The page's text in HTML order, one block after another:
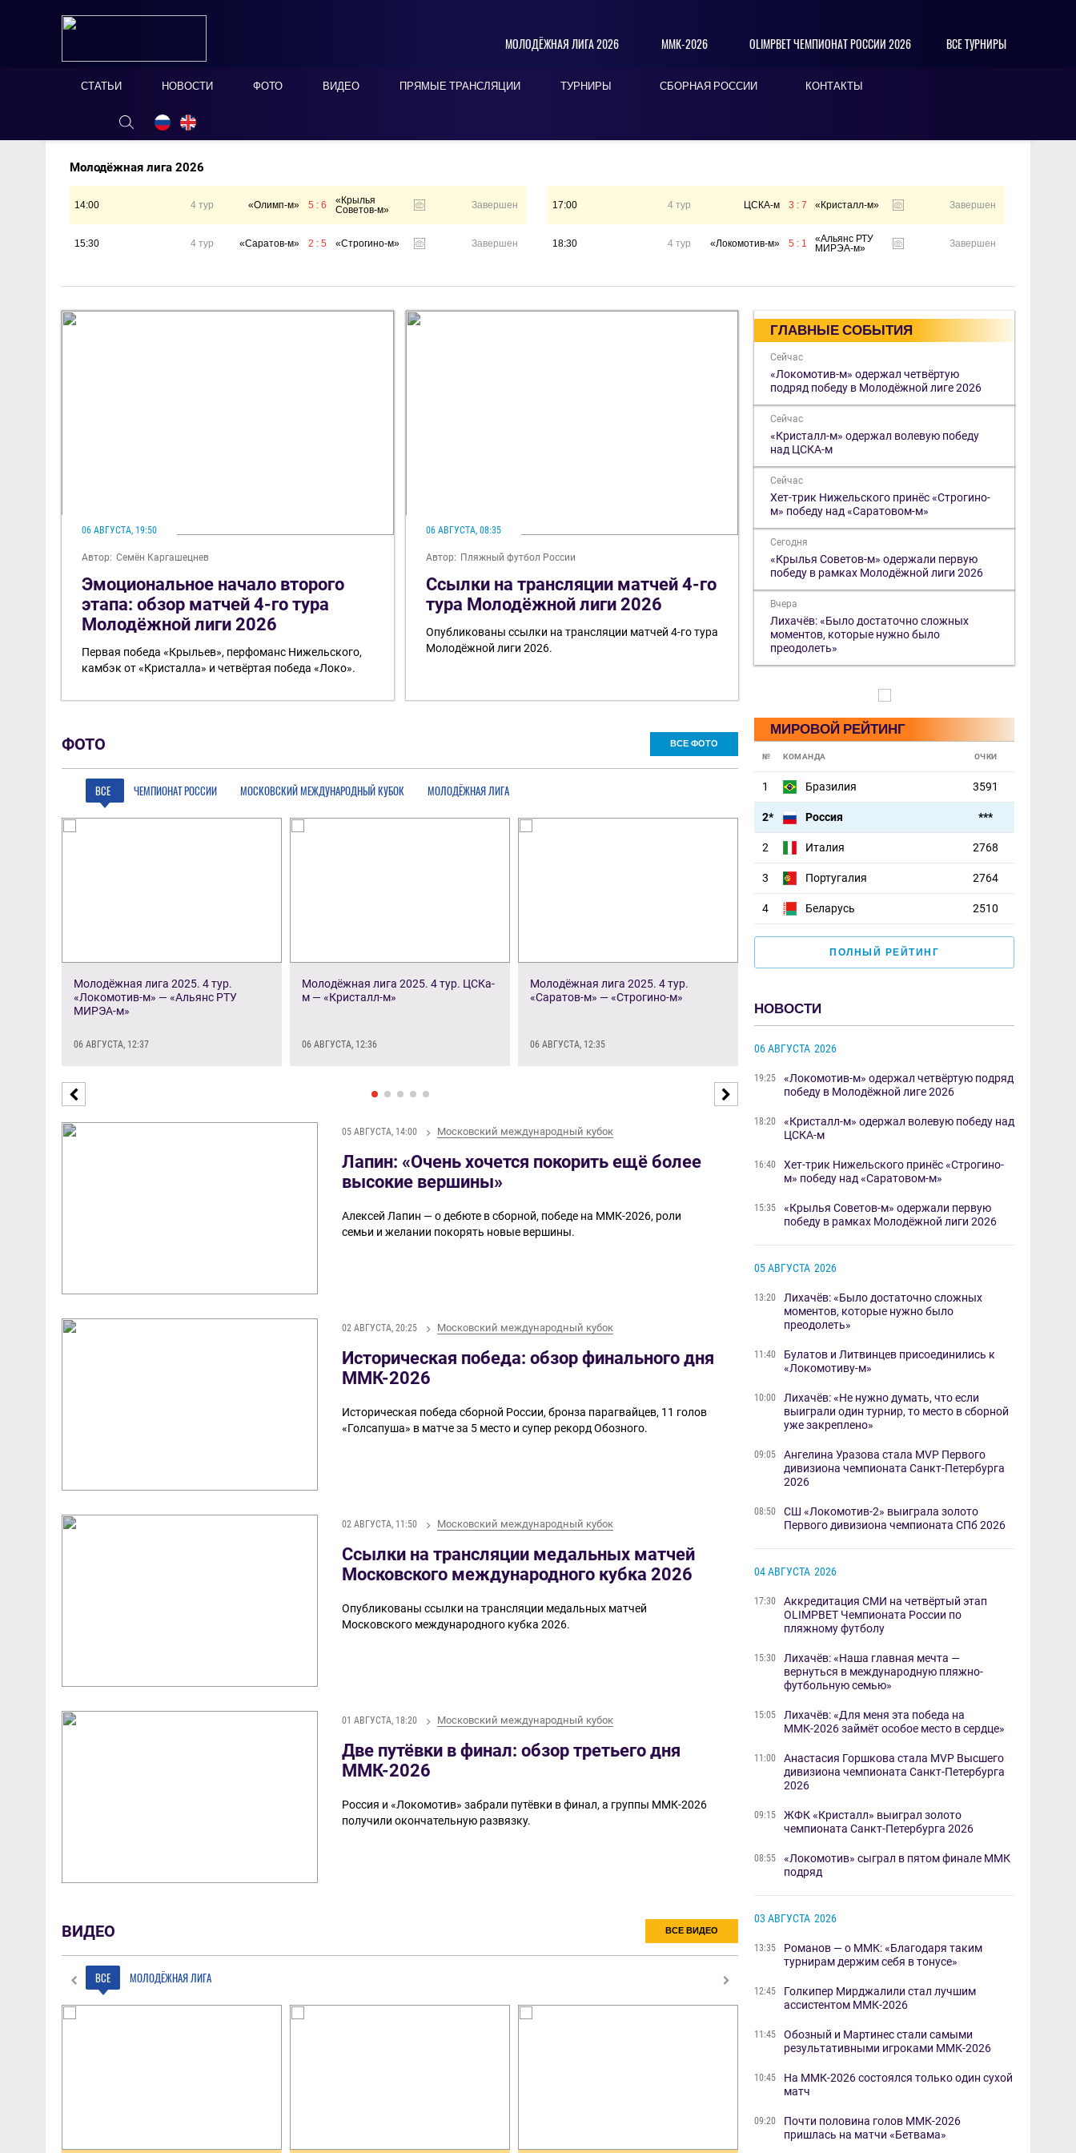
МОЛОДЁЖНАЯ ЛИГА 2026 ММК-2026 OLIMPBET ЧЕМПИОНАТ РОССИИ 2026 ВСЕ ТУРНИРЫ
СТАТЬИ НОВОСТИ ФОТО ВИДЕО ПРЯМЫЕ ТРАНСЛЯЦИИ ТУРНИРЫ СБОРНАЯ РОССИИ КОНТАКТЫ
ОНЛАЙН ТАБЛО СКРЫТЬ
Молодёжная лига 2026
14:00 4 тур «Олимп-м» 5 : 6
«Крылья
Советов-м»
Завершен
15:30 4 тур «Саратов-м» 2 : 5 «Строгино-м» Завершен
17:00 4 тур ЦСКА-м 3 : 7 «Кристалл-м» Завершен
18:30 4 тур «Локомотив-м» 5 : 1
«Альянс РТУ
МИРЭА-м»
Завершен
06 АВГУСТА, 19:50
Автор: Семён Каргашецнев
Эмоциональное начало второго
этапа: обзор матчей 4-го тура
Молодёжной лиги 2026
Первая победа «Крыльев», перфоманс Нижельского,
камбэк от «Кристалла» и четвёртая победа «Локо».
06 АВГУСТА, 08:35
Автор: Пляжный футбол России
Ссылки на трансляции матчей 4-го
тура Молодёжной лиги 2026
Опубликованы ссылки на трансляции матчей 4-го тура
Молодёжной лиги 2026.
ФОТО ВСЕ ФОТО
ВСЕ ЧЕМПИОНАТ РОССИИ МОСКОВСКИЙ МЕЖДУНАРОДНЫЙ КУБОК МОЛОДЁЖНАЯ ЛИГА
Молодёжная лига 2025. 4 тур.
«Локомотив-м» — «Альянс РТУ
МИРЭА-м»
06 АВГУСТА, 12:37
Молодёжная лига 2025. 4 тур. ЦСКа-
м — «Кристалл-м»
06 АВГУСТА, 12:36
Молодёжная лига 2025. 4 тур.
«Саратов-м» — «Строгино-м»
06 АВГУСТА, 12:35 06 АВГУСТА, 11:01
05 АВГУСТА, 14:00 Московский международный кубок
Лапин: «Очень хочется покорить ещё более
высокие вершины»
Алексей Лапин — о дебюте в сборной, победе на ММК-2026, роли
семьи и желании покорять новые вершины.
02 АВГУСТА, 20:25 Московский международный кубок
Историческая победа: обзор финального дня
ММК-2026
Историческая победа сборной России, бронза парагвайцев, 11 голов
«Голсапуша» в матче за 5 место и супер рекорд Обозного.
02 АВГУСТА, 11:50 Московский международный кубок
Ссылки на трансляции медальных матчей
Московского международного кубка 2026
Опубликованы ссылки на трансляции медальных матчей
Московского международного кубка 2026.
01 АВГУСТА, 18:20 Московский международный кубок
Две путёвки в финал: обзор третьего дня
ММК-2026
Россия и «Локомотив» забрали путёвки в финал, а группы ММК-2026
получили окончательную развязку.
ВИДЕО ВСЕ ВИДЕО
ВСЕ МОЛОДЁЖНАЯ ЛИГА
ГЛАВНЫЕ СОБЫТИЯ
Сейчас
«Локомотив-м» одержал четвёртую
подряд победу в Молодёжной лиге 2026
Сейчас
«Кристалл-м» одержал волевую победу
над ЦСКА-м
Сейчас
Хет-трик Нижельского принёс «Строгино-
м» победу над «Саратовом-м»
Сегодня
«​Крылья Советов-м» одержали первую
победу в рамках Молодёжной лиги 2026
Вчера
Лихачёв: «Было достаточно сложных
моментов, которые нужно было
преодолеть»
МИРОВОЙ РЕЙТИНГ
№ КОМАНДА ОЧКИ
1 Бразилия 3591
2* Россия ***
2 Италия 2768
3 Португалия 2764
4 Беларусь 2510
ПОЛНЫЙ РЕЙТИНГ
НОВОСТИ
06 АВГУСТА 2026
19:25
«Локомотив-м» одержал четвёртую подряд
победу в Молодёжной лиге 2026
18:20
«Кристалл-м» одержал волевую победу над
ЦСКА-м
16:40
Хет-трик Нижельского принёс «Строгино-
м» победу над «Саратовом-м»
15:35
«​Крылья Советов-м» одержали первую
победу в рамках Молодёжной лиги 2026
05 АВГУСТА 2026
13:20
Лихачёв: «Было достаточно сложных
моментов, которые нужно было
преодолеть»
11:40
Булатов и Литвинцев присоединились к
«Локомотиву-м»
10:00
Лихачёв: «Не нужно думать, что если
выиграли один турнир, то место в сборной
уже закреплено»
09:05
Ангелина Уразова стала MVP Первого
дивизиона чемпионата Санкт-Петербурга
2026
08:50
​СШ «Локомотив-2» выиграла золото
Первого дивизиона чемпионата СПб 2026
04 АВГУСТА 2026
17:30
Аккредитация СМИ на четвёртый этап
OLIMPBET Чемпионата России по
пляжному футболу
15:30
Лихачёв: «Наша главная мечта —
вернуться в международную пляжно-
футбольную семью»
15:05
Лихачёв: «Для меня эта победа на
ММК-2026 займёт особое место в сердце»
11:00
Анастасия Горшкова стала MVP Высшего
дивизиона чемпионата Санкт-Петербурга
2026
09:15
​ЖФК «Кристалл» выиграл золото
чемпионата Санкт-Петербурга 2026
08:55
«Локомотив» сыграл в пятом финале ММК
подряд
03 АВГУСТА 2026
13:35
Романов — о ММК: «Благодаря таким
турнирам держим себя в тонусе»
12:45
Голкипер Мирджалили стал лучшим
ассистентом ММК-2026
11:45
Обозный и Мартинес стали самыми
результативными игроками ММК-2026
10:45
На ММК-2026 состоялся только один сухой
матч
09:20
Почти половина голов ММК-2026
пришлась на матчи «Бетвама»